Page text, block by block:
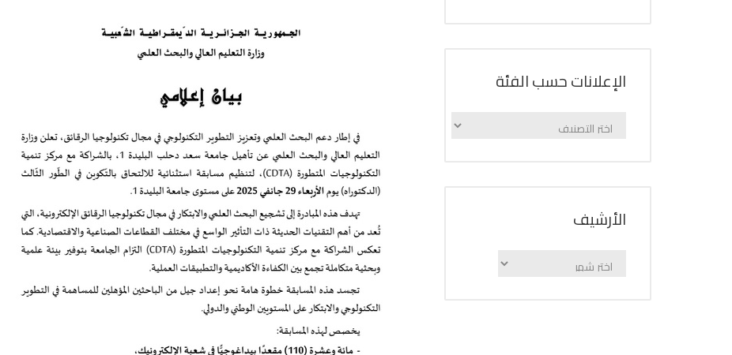
الإعلانات حسب الفئة
الإعلانات
اﻷرشيف
اﻷرشيف